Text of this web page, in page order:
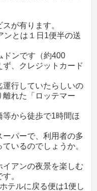
が有ります。
ンとは１日1便半の送
ドンです（約400
、クレジットカード
運行していたらしいの
れた「ロッテマー
から徒歩で1時間ほ
ーパーで、利用者の多
いるのでしょうか。
アンの夜景を楽しむ
。
テルに戻る便は1便し